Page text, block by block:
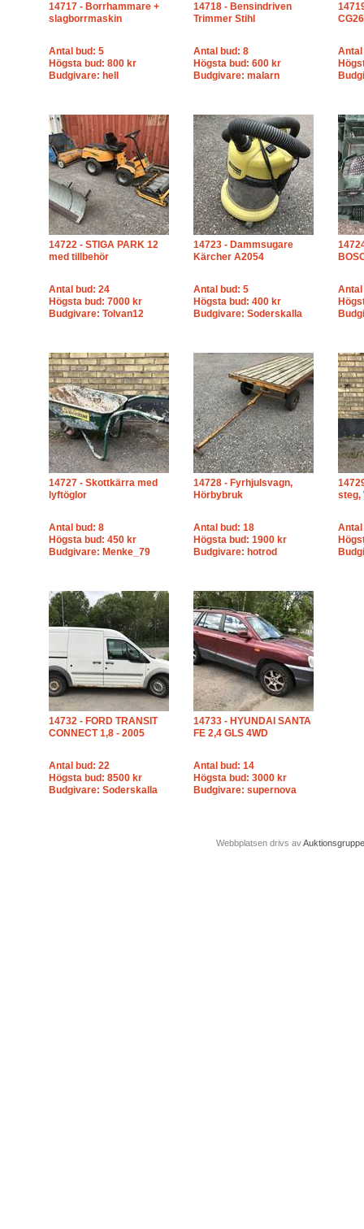
14717 - Borrhammare +
slagborrmaskin
Antal bud: 5
Högsta bud: 800 kr
Budgivare: hell
14718 - Bensindriven
Trimmer Stihl
Antal bud: 8
Högsta bud: 600 kr
Budgivare: malarn
Antal
14722 - STIGA PARK 12
med tillbehör
Antal bud: 24
Högsta bud: 7000 kr
Budgivare: Tolvan12
14723 - Dammsugare
Kärcher A2054
Antal bud: 5
Högsta bud: 400 kr
Budgivare: Soderskalla
Antal
14727 - Skottkärra med
lyftöglor
Antal bud: 8
Högsta bud: 450 kr
Budgivare: Menke_79
14728 - Fyrhjulsvagn,
Hörbybruk
Antal bud: 18
Högsta bud: 1900 kr
Budgivare: hotrod
steg,
Antal
14732 - FORD TRANSIT
CONNECT 1,8 - 2005
Antal bud: 22
Högsta bud: 8500 kr
Budgivare: Soderskalla
14733 - HYUNDAI SANTA
FE 2,4 GLS 4WD
Antal bud: 14
Högsta bud: 3000 kr
Budgivare: supernova
Webbplatsen drivs av